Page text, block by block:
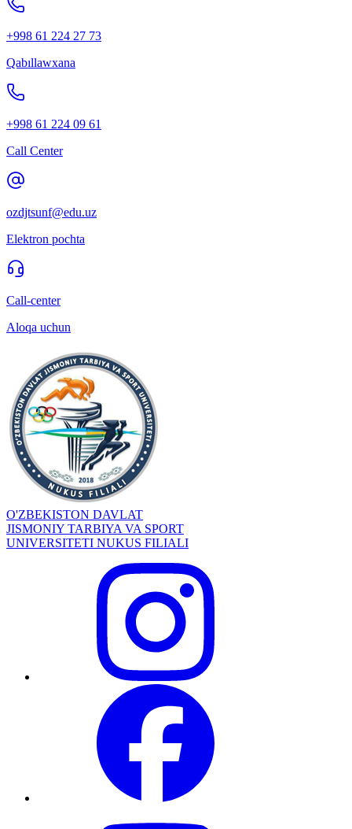
+998 61 224 27 73
Qabıllawxana
+998 61 224 09 61
Call Center
ozdjtsunf@edu.uz
Elektron pochta
Call-center
Aloqa uchun
O'ZBEKISTON DAVLAT
JISMONIY TARBIYA VA SPORT
UNIVERSITETI NUKUS FILIALI